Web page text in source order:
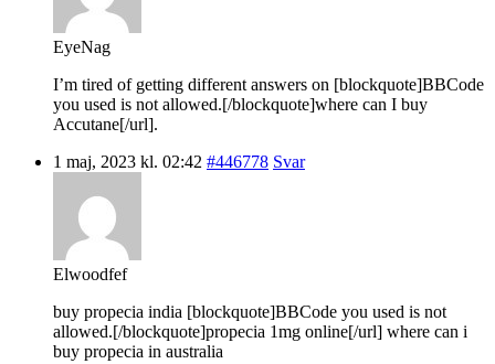
EyeNag
I’m tired of getting different answers on [blockquote]BBCode
you used is not allowed.[/blockquote]where can I buy
Accutane[/url].
1 maj, 2023 kl. 02:42 #446778 Svar
Elwoodfef
buy propecia india [blockquote]BBCode you used is not
allowed.[/blockquote]propecia 1mg online[/url] where can i
buy propecia in australia